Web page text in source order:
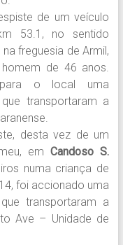
de um veículo
53.1, no sentido
freguesia de Armil,
de 46 anos.
para o local uma
transportaram a
desta vez de um
emCandoso S.
numa criança de
foi accionado uma
transportaram a
Ave – Unidade de